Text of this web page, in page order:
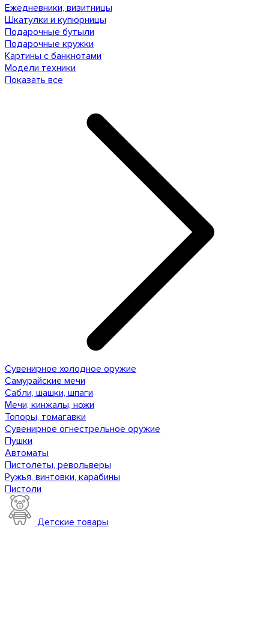
Ежедневники, визитницы
Шкатулки и купюрницы
Подарочные бутыли
Подарочные кружки
Картины с банкнотами
Модели техники
Показать все
Сувенирное холодное оружие
Самурайские мечи
Сабли, шашки, шпаги
Мечи, кинжалы, ножи
Топоры, томагавки
Сувенирное огнестрельное оружие
Пушки
Автоматы
Пистолеты, револьверы
Ружья, винтовки, карабины
Пистоли
Детские товары